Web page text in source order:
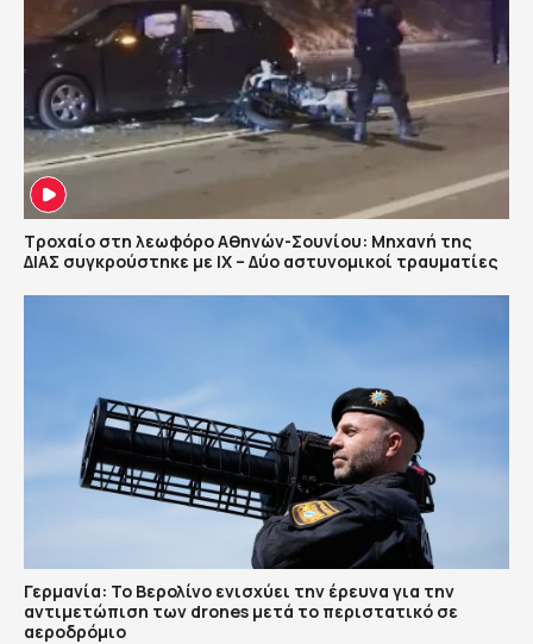
Τροχαίο στη λεωφόρο Αθηνών-Σουνίου: Μηχανή της
ΔΙΑΣ συγκρούστηκε με ΙΧ – Δύο αστυνομικοί τραυματίες
Γερμανία: Το Βερολίνο ενισχύει την έρευνα για την
αντιμετώπιση των drones μετά το περιστατικό σε
αεροδρόμιο